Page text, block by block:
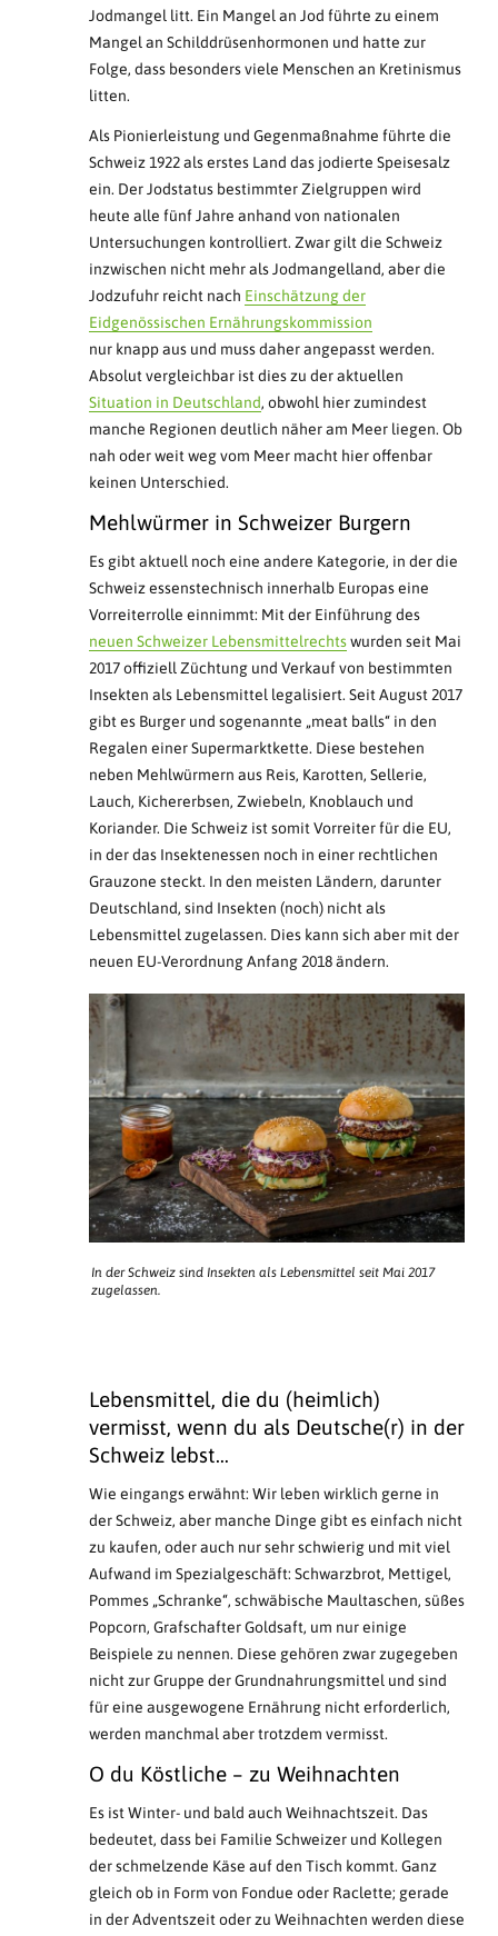
Jodmangel litt. Ein Mangel an Jod führte zu einem
Mangel an Schilddrüsenhormonen und hatte zur
Folge, dass besonders viele Menschen an Kretinismus
litten.
Als Pionierleistung und Gegenmaßnahme führte die
Schweiz 1922 als erstes Land das jodierte Speisesalz
ein. Der Jodstatus bestimmter Zielgruppen wird
heute alle fünf Jahre anhand von nationalen
Untersuchungen kontrolliert. Zwar gilt die Schweiz
inzwischen nicht mehr als Jodmangelland, aber die
Jodzufuhr reicht nach Einschätzung der
Eidgenössischen Ernährungskommission
nur knapp aus und muss daher angepasst werden.
Absolut vergleichbar ist dies zu der aktuellen
Situation in Deutschland, obwohl hier zumindest
manche Regionen deutlich näher am Meer liegen. Ob
nah oder weit weg vom Meer macht hier offenbar
keinen Unterschied.
Mehlwürmer in Schweizer Burgern
Es gibt aktuell noch eine andere Kategorie, in der die
Schweiz essenstechnisch innerhalb Europas eine
Vorreiterrolle einnimmt: Mit der Einführung des
neuen Schweizer Lebensmittelrechtswurden seit Mai
2017 offiziell Züchtung und Verkauf von bestimmten
Insekten als Lebensmittel legalisiert. Seit August 2017
gibt es Burger und sogenannte „meat balls“ in den
Regalen einer Supermarktkette. Diese bestehen
neben Mehlwürmern aus Reis, Karotten, Sellerie,
Lauch, Kichererbsen, Zwiebeln, Knoblauch und
Koriander. Die Schweiz ist somit Vorreiter für die EU,
in der das Insektenessen noch in einer rechtlichen
Grauzone steckt. In den meisten Ländern, darunter
Deutschland, sind Insekten (noch) nicht als
Lebensmittel zugelassen. Dies kann sich aber mit der
neuen EU-Verordnung Anfang 2018 ändern.
In der Schweiz sind Insekten als Lebensmittel seit Mai 2017
zugelassen.
Lebensmittel, die du (heimlich)
vermisst, wenn du als Deutsche(r) in der
Schweiz lebst…
Wie eingangs erwähnt: Wir leben wirklich gerne in
der Schweiz, aber manche Dinge gibt es einfach nicht
zu kaufen, oder auch nur sehr schwierig und mit viel
Aufwand im Spezialgeschäft: Schwarzbrot, Mettigel,
Pommes „Schranke“, schwäbische Maultaschen, süßes
Popcorn, Grafschafter Goldsaft, um nur einige
Beispiele zu nennen. Diese gehören zwar zugegeben
nicht zur Gruppe der Grundnahrungsmittel und sind
für eine ausgewogene Ernährung nicht erforderlich,
werden manchmal aber trotzdem vermisst.
O du Köstliche – zu Weihnachten
Es ist Winter- und bald auch Weihnachtszeit. Das
bedeutet, dass bei Familie Schweizer und Kollegen
der schmelzende Käse auf den Tisch kommt. Ganz
gleich ob in Form von Fondue oder Raclette; gerade
in der Adventszeit oder zu Weihnachten werden diese